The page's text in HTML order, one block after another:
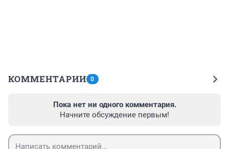
КОММЕНТАРИИ 0
Пока нет ни одного комментария.
Начните обсуждение первым!